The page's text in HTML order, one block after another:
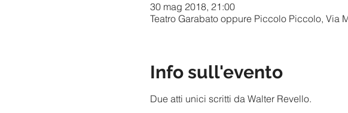
30 mag 2018, 21:00
Teatro Garabato oppure Piccolo Piccolo, Via
Info sull'evento
Due atti unici scritti da Walter Revello.